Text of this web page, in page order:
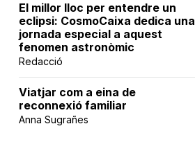
El millor lloc per entendre un
eclipsi: CosmoCaixa dedica una
jornada especial a aquest
fenomen astronòmic
Redacció
Viatjar com a eina de
reconnexió familiar
Anna Sugrañes